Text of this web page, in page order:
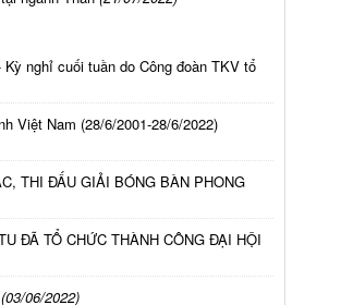
nghỉ cuối tuần do Công đoàn TKV tổ
Việt Nam (28/6/2001-28/6/2022)
THI ĐẤU GIẢI BÓNG BÀN PHONG
ĐÃ TỔ CHỨC THÀNH CÔNG ĐẠI HỘI
(03/06/2022)